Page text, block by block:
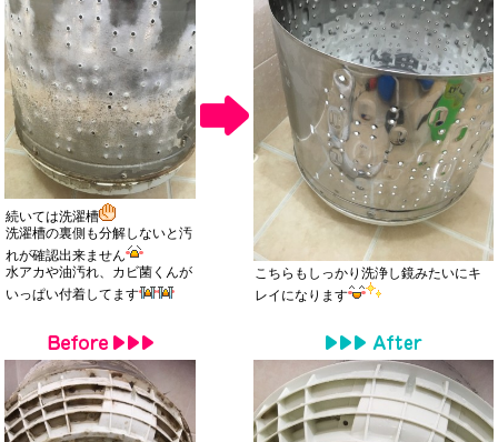
続いては洗濯槽
洗濯槽の裏側も分解しないと汚
れが確認出来ません
水アカや油汚れ、カビ菌くんが
いっぱい付着してます
こちらもしっかり洗浄し鏡みたいにキ
レイになります